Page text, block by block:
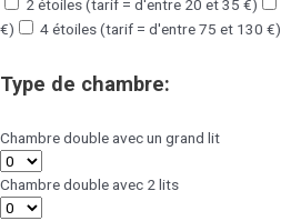
2 étoiles (tarif = d'entre 20 et 35 €)
€)
4 étoiles (tarif = d'entre 75 et 130 €)
Type de chambre:
Chambre double avec un grand lit
Chambre double avec 2 lits